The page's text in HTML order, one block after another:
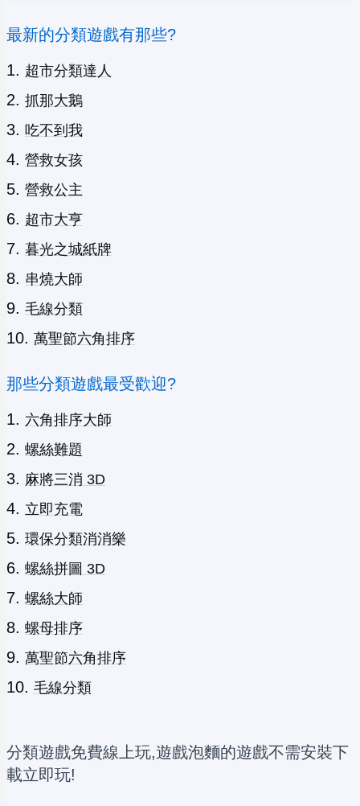
最新的分類遊戲有那些?
超市分類達人
抓那大鵝
吃不到我
營救女孩
營救公主
超市大亨
暮光之城紙牌
串燒大師
毛線分類
萬聖節六角排序
那些分類遊戲最受歡迎?
六角排序大師
螺絲難題
麻將三消 3D
立即充電
環保分類消消樂
螺絲拼圖 3D
螺絲大師
螺母排序
萬聖節六角排序
毛線分類
分類遊戲免費線上玩,遊戲泡麵的遊戲不需安裝下
載立即玩!